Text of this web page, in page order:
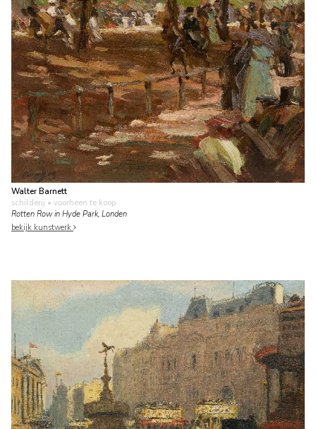
Walter Barnett
schilderij • voorheen te koop
Rotten Row in Hyde Park, Londen
bekijk kunstwerk